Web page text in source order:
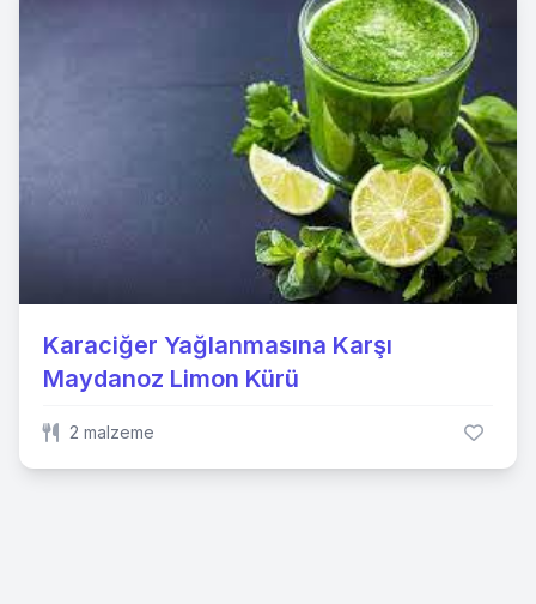
Karaciğer Yağlanmasına Karşı
Maydanoz Limon Kürü
2 malzeme